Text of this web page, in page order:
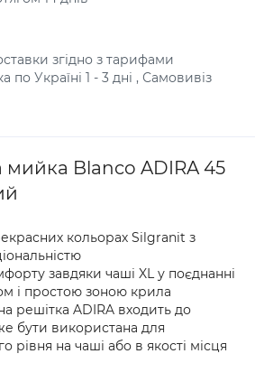
згідно з тарифами
по Україні 1 - 3 дні , Самовивіз
Blanco ADIRA 45
кольорах Silgranit з
завдяки чаші XL у поєднанні
і простою зоною крила
решітка ADIRA входить до
бути використана для
рівня на чаші або в якості місця